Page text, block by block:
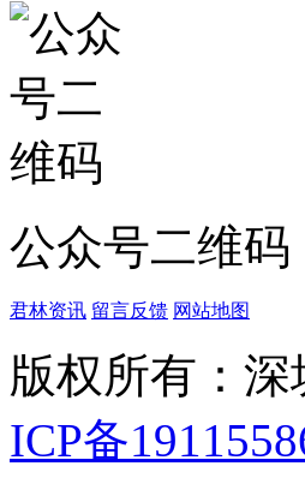
公众号二维码
君林资讯 留言反馈 网站地图
版权所有：
ICP备